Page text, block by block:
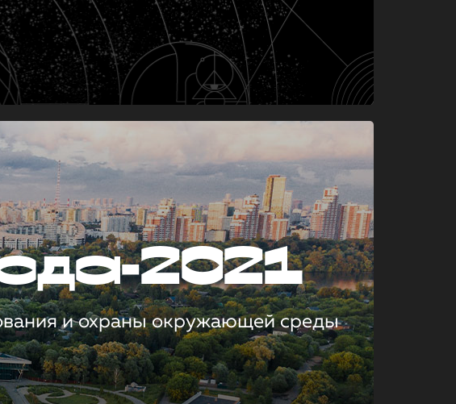
2021
и охраны окружающей среды